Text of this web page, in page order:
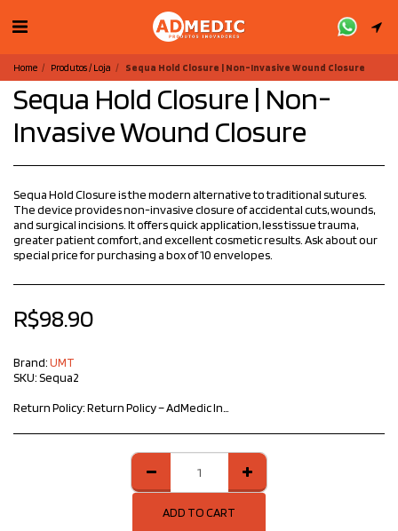
Home Produtos / Loja Sequa Hold Closure | Non-Invasive Wound Closure
Sequa Hold Closure | Non-
Invasive Wound Closure
Sequa Hold Closure is the modern alternative to traditional sutures.
The device provides non-invasive closure of accidental cuts, wounds,
and surgical incisions. It offers quick application, less tissue trauma,
greater patient comfort, and excellent cosmetic results. Ask about our
special price for purchasing a box of 10 envelopes.
R$98.90
Brand:UMT
SKU:Sequa2
Return Policy:Return Policy – ​​AdMedic Innovative Products At AdMedic Innovative Products, we value your satisfaction and trust. If you need to return a product, please follow the guidelines below: Return period: The customer may request a return within 7 calendar days of receiving the product, as provided for in the Consumer Protection Code. Product conditions: The item must be in perfect condition, without signs of use, accompanied by all accessories, manuals and original packaging. Defective products: If the product has a manufacturing defect, please contact us immediately for instructions on exchange or refund. Procedure: To start the process, contact our team informing the order number and the reason for the return. Refund: After receiving and analyzing the product, the refund will be made according to the original payment method. We are available to clarify any doubts and ensure the best possible experience. Sincerely, AdMedic Innovative Products Team
ADD TO CART